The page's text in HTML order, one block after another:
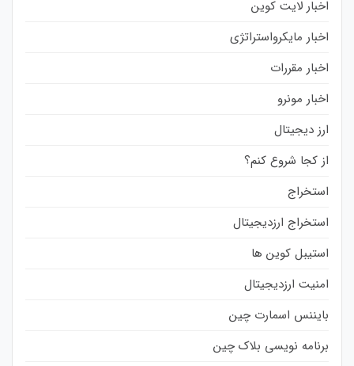
اخبار لایت کوین
اخبار مایکرواستراتژی
اخبار مقررات
اخبار مونرو
ارز دیجیتال
از کجا شروع کنم؟
استخراج
استخراج ارزدیجیتال
استیبل کوین ها
امنیت ارزدیجیتال
بایننس اسمارت چین
برنامه نویسی بلاک چین